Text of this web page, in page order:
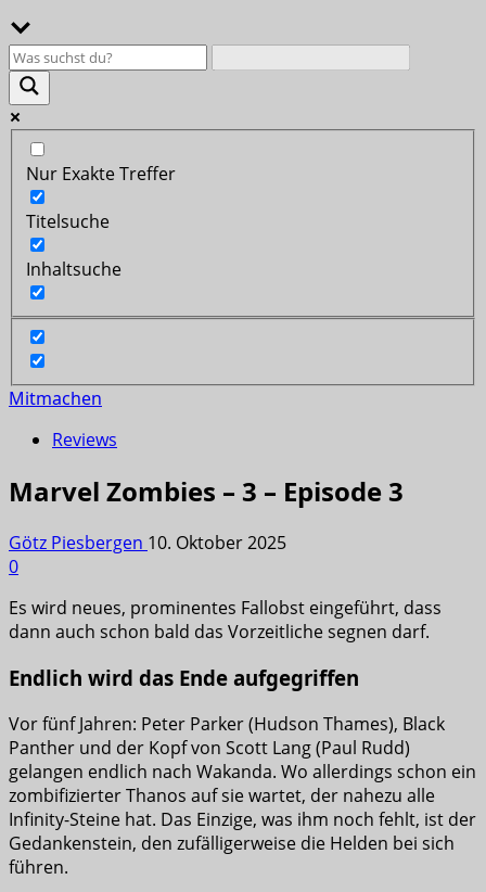
Nur Exakte Treffer
Titelsuche
Inhaltsuche
Mitmachen
Reviews
Marvel Zombies – 3 – Episode 3
Götz Piesbergen 10. Oktober 2025
0
Es wird neues, prominentes Fallobst eingeführt, dass
dann auch schon bald das Vorzeitliche segnen darf.
Endlich wird das Ende aufgegriffen
Vor fünf Jahren: Peter Parker (Hudson Thames), Black
Panther und der Kopf von Scott Lang (Paul Rudd)
gelangen endlich nach Wakanda. Wo allerdings schon ein
zombifizierter Thanos auf sie wartet, der nahezu alle
Infinity-Steine hat. Das Einzige, was ihm noch fehlt, ist der
Gedankenstein, den zufälligerweise die Helden bei sich
führen.